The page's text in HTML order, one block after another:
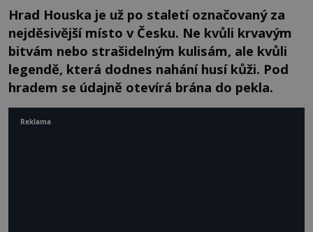
Hrad Houska je už po staletí označovaný za
nejděsivější místo v Česku. Ne kvůli krvavým
bitvám nebo strašidelným kulisám, ale kvůli
legendě, která dodnes nahání husí kůži. Pod
hradem se údajně otevírá brána do pekla.
Reklama